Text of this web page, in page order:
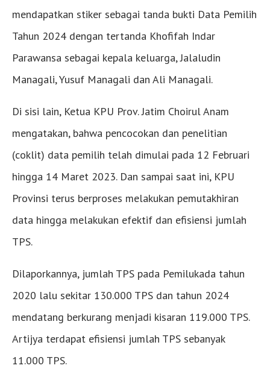
mendapatkan stiker sebagai tanda bukti Data Pemilih
Tahun 2024 dengan tertanda Khofifah Indar
Parawansa sebagai kepala keluarga, Jalaludin
Managali, Yusuf Managali dan Ali Managali.
Di sisi lain, Ketua KPU Prov. Jatim Choirul Anam
mengatakan, bahwa pencocokan dan penelitian
(coklit) data pemilih telah dimulai pada 12 Februari
hingga 14 Maret 2023. Dan sampai saat ini, KPU
Provinsi terus berproses melakukan pemutakhiran
data hingga melakukan efektif dan efisiensi jumlah
TPS.
Dilaporkannya, jumlah TPS pada Pemilukada tahun
2020 lalu sekitar 130.000 TPS dan tahun 2024
mendatang berkurang menjadi kisaran 119.000 TPS.
Artijya terdapat efisiensi jumlah TPS sebanyak
11.000 TPS.